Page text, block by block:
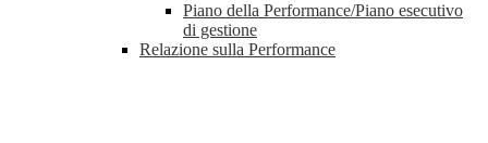
Piano della Performance/Piano esecutivo
di gestione
Relazione sulla Performance